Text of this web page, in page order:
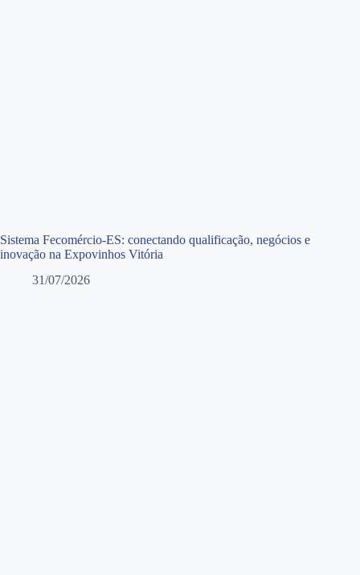
Sistema Fecomércio-ES: conectando qualificação, negócios e
inovação na Expovinhos Vitória
31/07/2026